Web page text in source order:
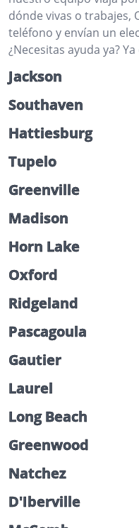
dónde vivas o trabajes,
teléfono y envían un
¿Necesitas ayuda ya?
Jackson
Southaven
Hattiesburg
Tupelo
Greenville
Madison
Horn Lake
Oxford
Ridgeland
Pascagoula
Gautier
Laurel
Long Beach
Greenwood
Natchez
D'Iberville